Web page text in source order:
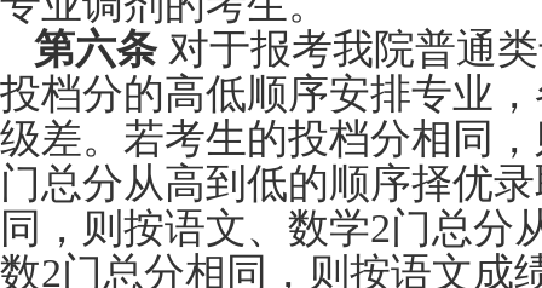
第六条 对于报考我院普通
投档分的高低顺序安排专业
级差。若考生的投档分相同
门总分从高到低的顺序择优
同，则按语文、数学2门总分
数2门总分相同，则按语文成